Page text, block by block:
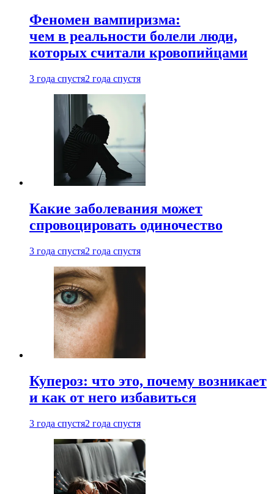
Феномен вампиризма:
чем в реальности болели люди,
которых считали кровопийцами
3 года спустя2 года спустя
Какие заболевания может
спровоцировать одиночество
3 года спустя2 года спустя
Купероз: что это, почему возникает
и как от него избавиться
3 года спустя2 года спустя